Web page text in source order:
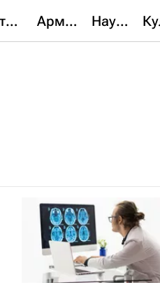
Происшествия Армия Наука